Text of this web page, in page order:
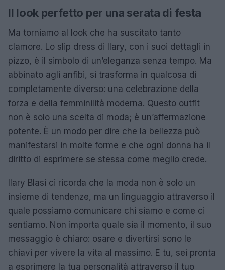
Il look perfetto per una serata di festa
Ma torniamo al look che ha suscitato tanto
clamore. Lo slip dress di Ilary, con i suoi dettagli in
pizzo, è il simbolo di un’eleganza senza tempo. Ma
abbinato agli anfibi, si trasforma in qualcosa di
completamente diverso: una celebrazione della
forza e della femminilità moderna. Questo outfit
non è solo una scelta di moda; è un’affermazione
potente. È un modo per dire che la bellezza può
manifestarsi in molte forme e che ogni donna ha il
diritto di esprimere se stessa come meglio crede.
Ilary Blasi ci ricorda che la moda non è solo un
insieme di tendenze, ma un linguaggio attraverso il
quale possiamo comunicare chi siamo e come ci
sentiamo. Non importa quale sia il momento, il suo
messaggio è chiaro: osare e divertirsi sono le
chiavi per vivere la vita al massimo. E tu, sei pronta
a esprimere la tua personalità attraverso il tuo